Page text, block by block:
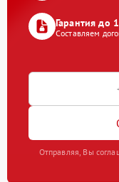
Гарантия до
Составляем
Отправляя, Вы